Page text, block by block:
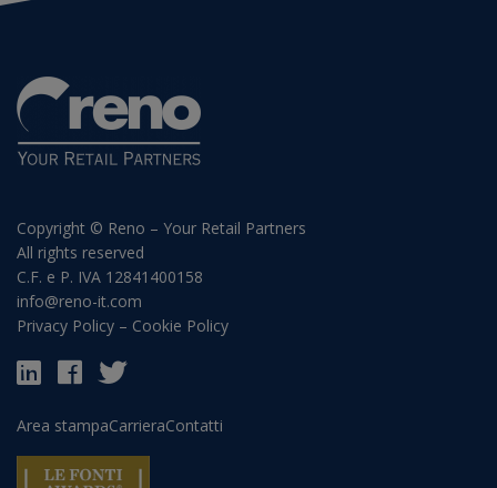
Copyright © Reno – Your Retail Partners
All rights reserved
C.F. e P. IVA 12841400158
info@reno-it.com
Privacy Policy – Cookie Policy
Area stampaCarrieraContatti